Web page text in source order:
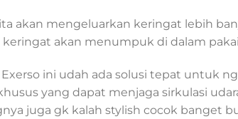
akan mengeluarkan keringat lebih
akan menumpuk di dalam
ini udah ada solusi tepat untuk
yang dapat menjaga sirkulasi
juga gk kalah stylish cocok banget